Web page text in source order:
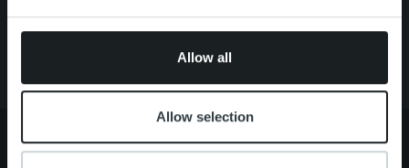
provided to them or that they’ve collected from your use
Allow all
Allow selection